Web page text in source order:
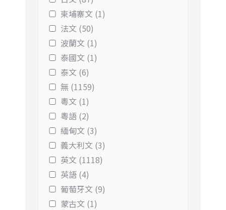
柬埔寨文 (1)
法文 (50)
波蘭文 (1)
泰國文 (1)
泰文 (6)
無 (1159)
粵文 (1)
粵語 (2)
緬甸文 (3)
義大利文 (3)
英文 (1118)
英語 (4)
葡萄牙文 (9)
蒙古文 (1)